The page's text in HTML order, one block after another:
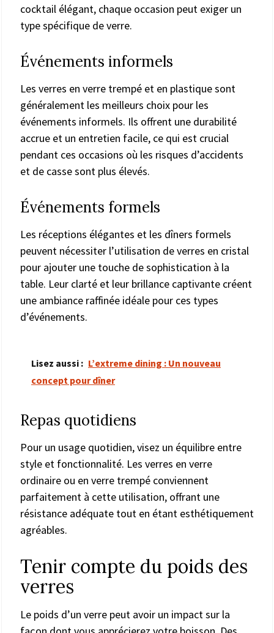
cocktail élégant, chaque occasion peut exiger un
type spécifique de verre.
Événements informels
Les verres en verre trempé et en plastique sont
généralement les meilleurs choix pour les
événements informels. Ils offrent une durabilité
accrue et un entretien facile, ce qui est crucial
pendant ces occasions où les risques d’accidents
et de casse sont plus élevés.
Événements formels
Les réceptions élégantes et les dîners formels
peuvent nécessiter l’utilisation de verres en cristal
pour ajouter une touche de sophistication à la
table. Leur clarté et leur brillance captivante créent
une ambiance raffinée idéale pour ces types
d’événements.
Lisez aussi : L’extreme dining : Un nouveau
concept pour dîner
Repas quotidiens
Pour un usage quotidien, visez un équilibre entre
style et fonctionnalité. Les verres en verre
ordinaire ou en verre trempé conviennent
parfaitement à cette utilisation, offrant une
résistance adéquate tout en étant esthétiquement
agréables.
Tenir compte du poids des
verres
Le poids d’un verre peut avoir un impact sur la